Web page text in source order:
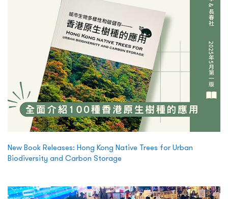
New Book Releases: Hong Kong Native Trees for Urban
Biodiversity and Carbon Storage